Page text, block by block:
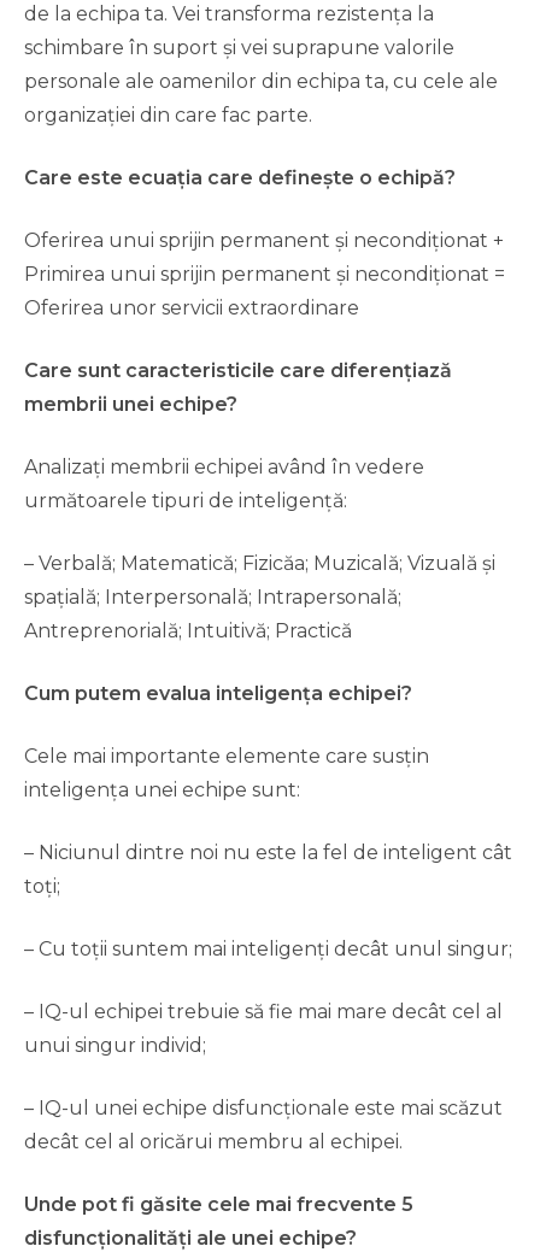
de la echipa ta. Vei transforma rezistența la
schimbare în suport și vei suprapune valorile
personale ale oamenilor din echipa ta, cu cele ale
organizației din care fac parte.
Care este ecuația care definește o echipă?
Oferirea unui sprijin permanent și necondiționat +
Primirea unui sprijin permanent și necondiționat =
Oferirea unor servicii extraordinare
Care sunt caracteristicile care diferențiază
membrii unei echipe?
Analizați membrii echipei având în vedere
următoarele tipuri de inteligență:
– Verbală; Matematică; Fizicăa; Muzicală; Vizuală și
spațială; Interpersonală; Intrapersonală;
Antreprenorială; Intuitivă; Practică
Cum putem evalua inteligența echipei?
Cele mai importante elemente care susțin
inteligența unei echipe sunt:
– Niciunul dintre noi nu este la fel de inteligent cât
toți;
– Cu toții suntem mai inteligenți decât unul singur;
– IQ-ul echipei trebuie să fie mai mare decât cel al
unui singur individ;
– IQ-ul unei echipe disfuncționale este mai scăzut
decât cel al oricărui membru al echipei.
Unde pot fi găsite cele mai frecvente 5
disfuncționalități ale unei echipe?